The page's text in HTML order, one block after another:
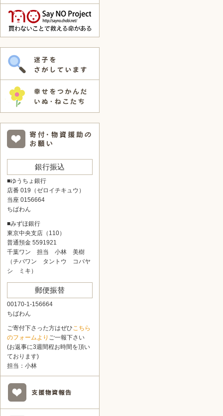
銀行振込
■ゆうちょ銀行
店番 019（ゼロイチキュウ）
当座 0156664
ちばわん
■みずほ銀行
東京中央支店（110）
普通預金 5591921
千葉ワン 担当 小林 美樹
（チバワン タントウ コバヤ
シ ミキ）
郵便振替
00170-1-156664
ちばわん
ご寄付下さった方はぜひこちら
のフォームより ご一報下さい
(お返事に3週間程お時間を頂い
ております)
担当：小林